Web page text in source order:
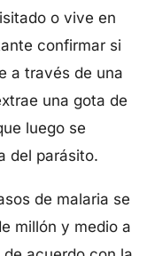
o vive en
confirmar si
a través de una
una gota de
luego se
del parásito.
de malaria se
millón y medio a